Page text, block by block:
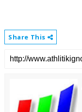
Share This